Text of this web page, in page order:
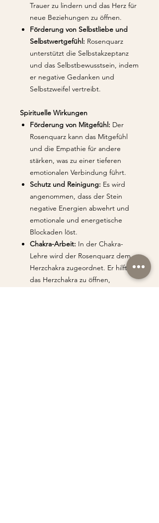
Trauer zu lindern und das Herz für
neue Beziehungen zu öffnen.
Förderung von Selbstliebe und
Selbstwertgefühl: Rosenquarz
unterstützt die Selbstakzeptanz
und das Selbstbewusstsein, indem
er negative Gedanken und
Selbstzweifel vertreibt.
Spirituelle Wirkungen
Förderung von Mitgefühl: Der
Rosenquarz kann das Mitgefühl
und die Empathie für andere
stärken, was zu einer tieferen
emotionalen Verbindung führt.
Schutz und Reinigung: Es wird
angenommen, dass der Stein
negative Energien abwehrt und
emotionale und energetische
Blockaden löst.
Chakra-Arbeit: In der Chakra-
Lehre wird der Rosenquarz dem
Herzchakra zugeordnet. Er hilft,
das Herzchakra zu öffnen,